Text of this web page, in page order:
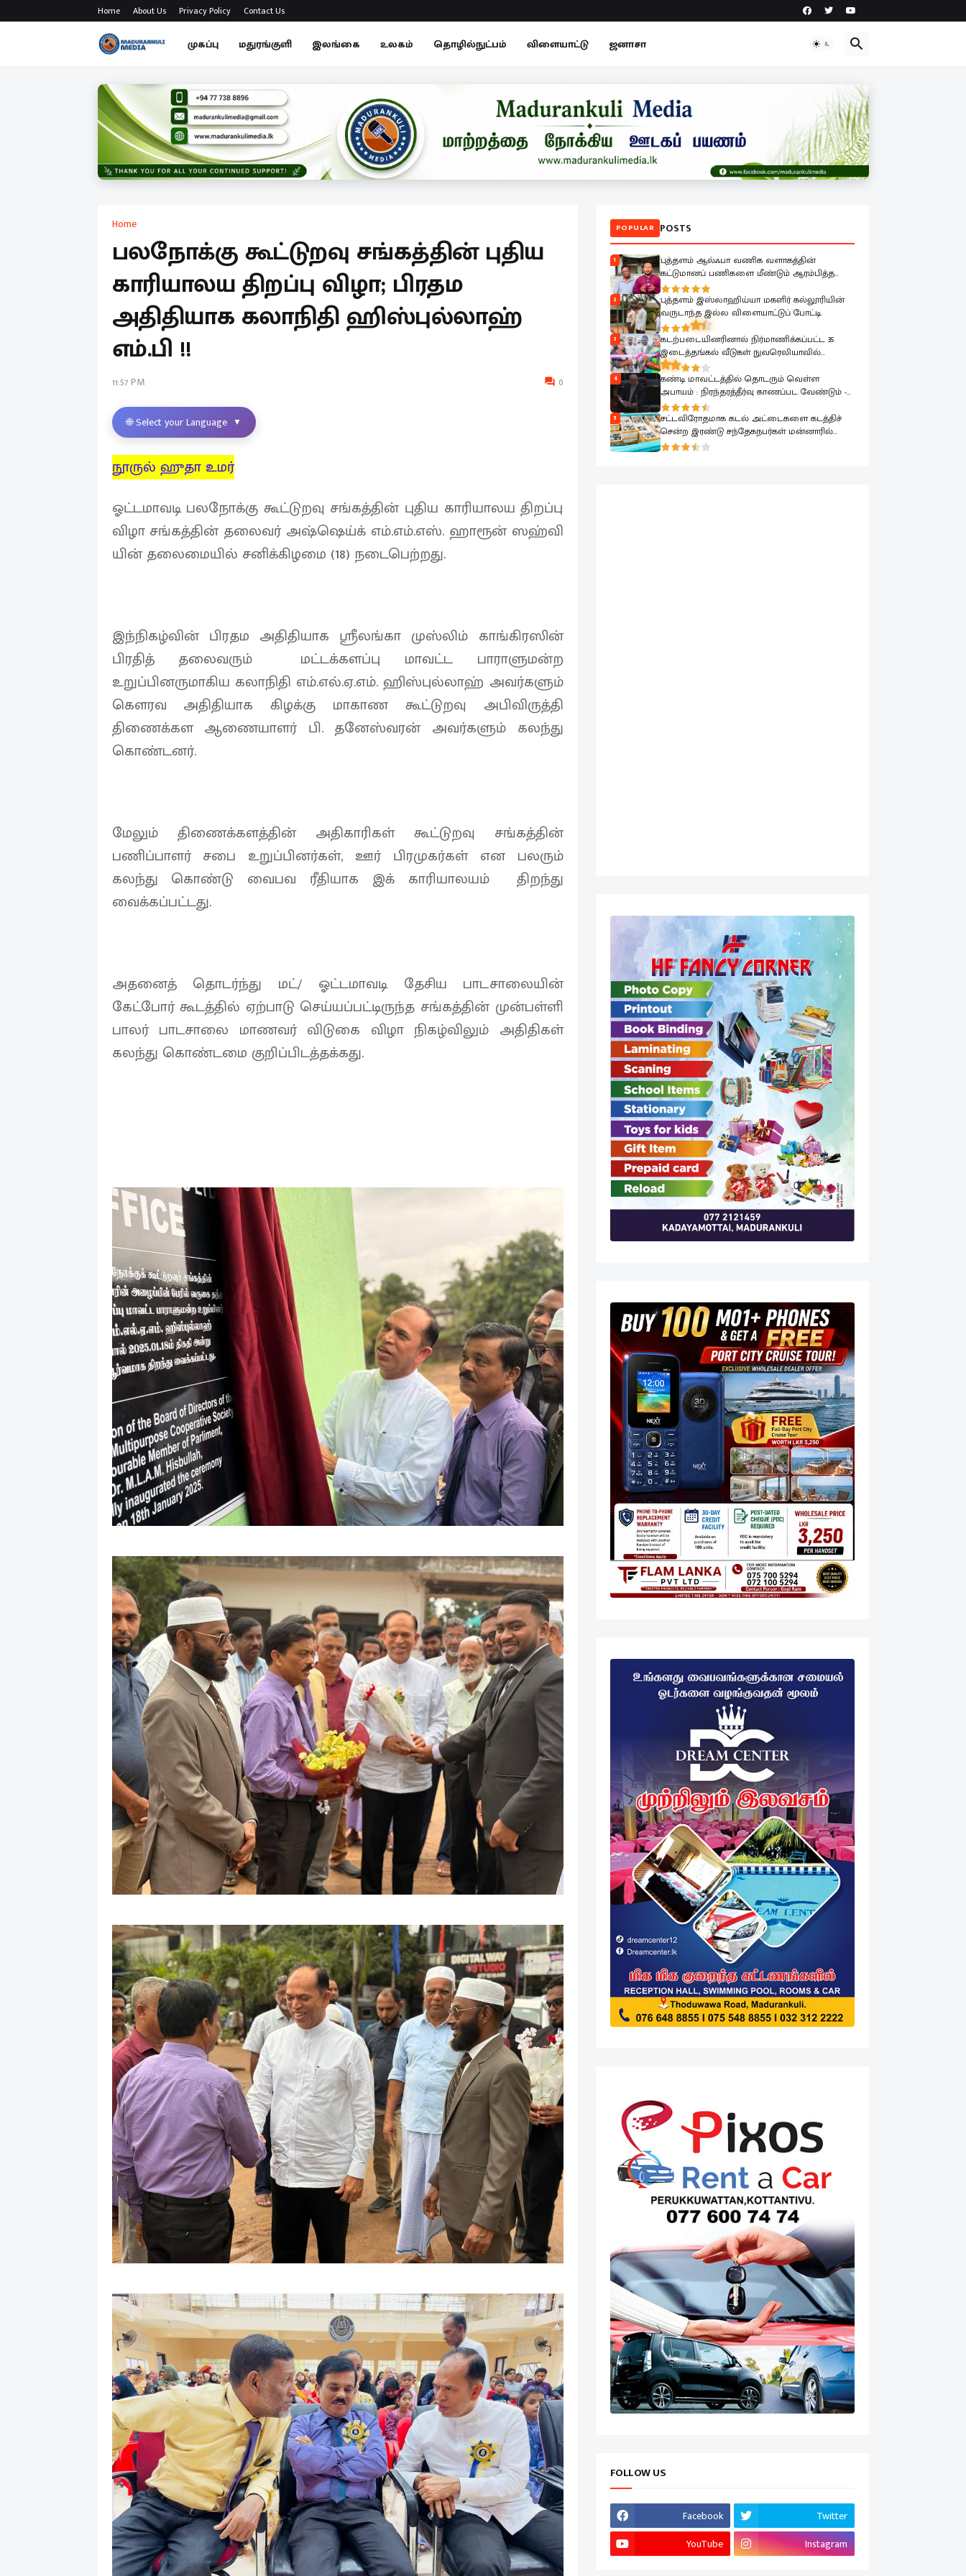
Home About Us Privacy Policy Contact Us
முகப்பு மதுரங்குளி இலங்கை உலகம் தொழில்நுட்பம் விளையாட்டு ஜனாசா
Home
பலநோக்கு கூட்டுறவு சங்கத்தின் புதிய
காரியாலய திறப்பு விழா; பிரதம
அதிதியாக கலாநிதி ஹிஸ்புல்லாஹ்
எம்.பி !!
11:57 PM 0
🌐 Select your Language ▼
நூருல் ஹுதா உமர்
ஓட்டமாவடி பலநோக்கு கூட்டுறவு சங்கத்தின் புதிய காரியாலய திறப்பு
விழா சங்கத்தின் தலைவர் அஷ்ஷெய்க் எம்.எம்.எஸ். ஹாரூன் ஸஹ்வி
யின் தலைமையில் சனிக்கிழமை (18) நடைபெற்றது.
இந்நிகழ்வின் பிரதம அதிதியாக ஸ்ரீலங்கா முஸ்லிம் காங்கிரஸின்
பிரதித் தலைவரும் மட்டக்களப்பு மாவட்ட பாராளுமன்ற
உறுப்பினருமாகிய கலாநிதி எம்.எல்.ஏ.எம். ஹிஸ்புல்லாஹ் அவர்களும்
கௌரவ அதிதியாக கிழக்கு மாகாண கூட்டுறவு அபிவிருத்தி
திணைக்கள ஆணையாளர் பி. தனேஸ்வரன் அவர்களும் கலந்து
கொண்டனர்.
மேலும் திணைக்களத்தின் அதிகாரிகள் கூட்டுறவு சங்கத்தின்
பணிப்பாளர் சபை உறுப்பினர்கள், ஊர் பிரமுகர்கள் என பலரும்
கலந்து கொண்டு வைபவ ரீதியாக இக் காரியாலயம் திறந்து
வைக்கப்பட்டது.
அதனைத் தொடர்ந்து மட்/ ஓட்டமாவடி தேசிய பாடசாலையின்
கேட்போர் கூடத்தில் ஏற்பாடு செய்யப்பட்டிருந்த சங்கத்தின் முன்பள்ளி
பாலர் பாடசாலை மாணவர் விடுகை விழா நிகழ்விலும் அதிதிகள்
கலந்து கொண்டமை குறிப்பிடத்தக்கது.
POPULAR POSTS
1
புத்தளம் ஆல்ஃபா வணிக வளாகத்தின்
கட்டுமானப் பணிகளை மீண்டும் ஆரம்பித்த
மேயர்
2
புத்தளம் இஸ்லாஹிய்யா மகளிர் கல்லூரியின்
வருடாந்த இல்ல விளையாட்டுப் போட்டி.
3
கடற்படையினரினால் நிர்மாணிக்கப்பட்ட 35
இடைத்தங்கல் வீடுகள் நுவரெலியாவில்
இடம்பெயர்ந்த குடும்பங்களிடம் கையளிப்பு
4
கண்டி மாவட்டத்தில் தொடரும் வெள்ள
அபாயம் : நிரந்தரத்தீர்வு காணப்பட வேண்டும் -
பாராளுமன்றத்தில் ரவூப் ஹக்கீம் வலியுறுத்தல்
5
சட்டவிரோதமாக கடல் அட்டைகளை கடத்திச்
சென்ற இரண்டு சந்தேகநபர்கள் மன்னாரில்
கைது
FOLLOW US
Facebook
Twitter
YouTube
Instagram